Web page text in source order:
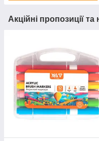
Акційні пропозиції